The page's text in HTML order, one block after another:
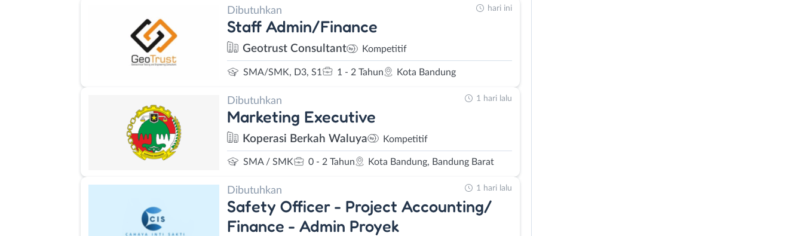
Dibutuhkan
Staff Admin/Finance
Geotrust Consultant Kompetitif
SMA/SMK, D3, S1 1 - 2 Tahun Kota Bandung
hari ini
Dibutuhkan
Marketing Executive
Koperasi Berkah Waluya Kompetitif
SMA / SMK 0 - 2 Tahun Kota Bandung, Bandung Barat
1 hari lalu
Dibutuhkan
Safety Officer - Project Accounting/
Finance - Admin Proyek
1 hari lalu